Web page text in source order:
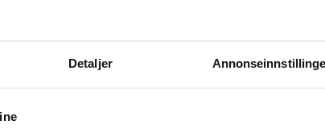
Detaljer